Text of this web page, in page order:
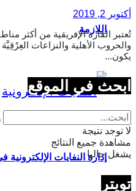
اللازمة
إدارة النفايات
أكتوبر 2, 2019
تُعتبر القارة الإفريقية من أكثر
والحروب الأهلية والنزاعات
يكون...
ابحث في الموقع
لا توجد نتيجة
مشاهدة جميع النتائج
يشغل حاليا
تويتر